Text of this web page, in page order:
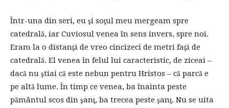
Într-una din seri, eu şi soţul meu mergeam spre
catedrală, iar Cuviosul venea în sens invers, spre noi.
Eram la o distanţă de vreo cincizeci de metri faţă de
catedrală. El venea în felul lui caracteristic, de ziceai –
dacă nu ştiai că este nebun pentru Hristos – că parcă e
pe altă lume. În timp ce venea, ba înainta peste
pământul scos din şanţ, ba trecea peste şanţ. Nu se uita